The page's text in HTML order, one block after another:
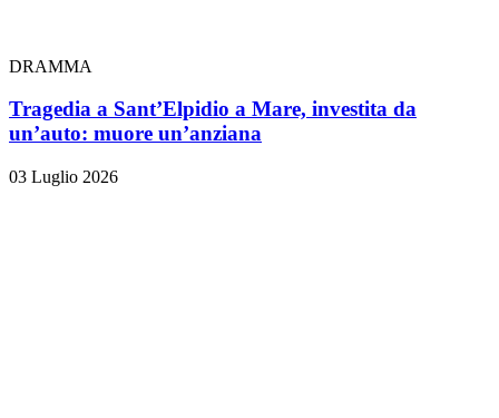
DRAMMA
Tragedia a Sant’Elpidio a Mare, investita da
un’auto: muore un’anziana
03 Luglio 2026